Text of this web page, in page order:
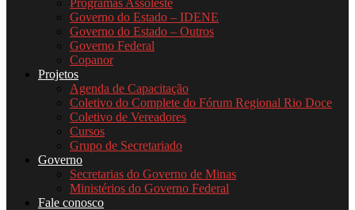
Programas Assoleste
Governo do Estado – IDENE
Governo do Estado – Outros
Governo Federal
Copanor
Projetos
Agenda de Capacitação
Coletivo do Complete do Fórum Regional Rio Doce
Coletivo de Vereadores
Cursos
Grupo de Secretariado
Governo
Secretarias do Governo de Minas
Ministérios do Governo Federal
Fale conosco